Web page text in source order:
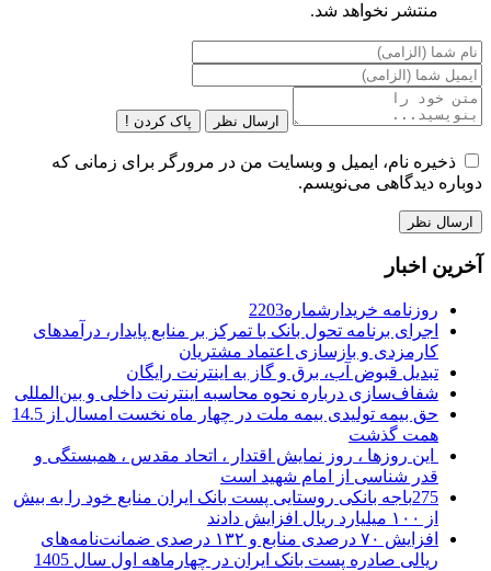
منتشر نخواهد شد.
ارسال نظر پاک کردن !
ذخیره نام، ایمیل و وبسایت من در مرورگر برای زمانی که
دوباره دیدگاهی می‌نویسم.
آخرین اخبار
روزنامه خریدارشماره2203
اجرای برنامه تحول بانک با تمرکز بر منابع پایدار، درآمدهای
کارمزدی و بازسازی اعتماد مشتریان
تبدیل قبوض آب، برق و گاز به اینترنت رایگان
شفاف‌سازی درباره نحوه محاسبه اینترنت داخلی و بین‌المللی
حق بیمه تولیدی بیمه ملت در چهار ماه نخست امسال از 14.5
همت گذشت
این روزها ، روز نمایش اقتدار ، اتحاد مقدس ، همبستگی و
قدر شناسی از امام شهید است
275باجه بانکی روستایی پست بانک ایران منابع خود را به بیش
از ۱۰۰ میلیارد ریال افزایش دادند
افزایش ۷۰ درصدی منابع و ۱۳۲ درصدی ضمانت‌نامه‌های
ریالی صادره پست بانک ایران در چهارماهه اول سال 1405